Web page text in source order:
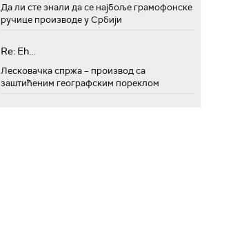
Да ли сте знали да се најбоље грамофонске
ручице производе у Србији
Re: Eh...
Лесковачка спржа – производ са
заштићеним географским пореклом